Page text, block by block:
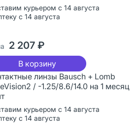
курьером с 14 августа
с 14 августа
2 207 ₽
В корзину
линзы Bausch + Lomb
/ -1.25/8.6/14.0 на 1 месяц
курьером с 14 августа
с 14 августа